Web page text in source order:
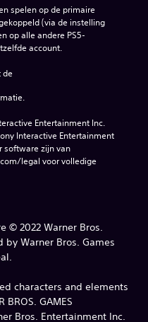
spelen op de primaire
(via de instelling
op alle andere PS5-
account.
de
Entertainment Inc.
Interactive Entertainment
software zijn van
legal voor volledige
© 2022 Warner Bros.
Warner Bros. Games
characters and elements
BROS. GAMES
Bros. Entertainment Inc.